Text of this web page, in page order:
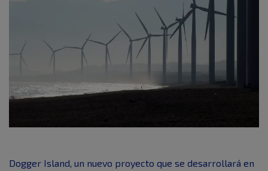
Dogger Island, un nuevo proyecto que se desarrollará en